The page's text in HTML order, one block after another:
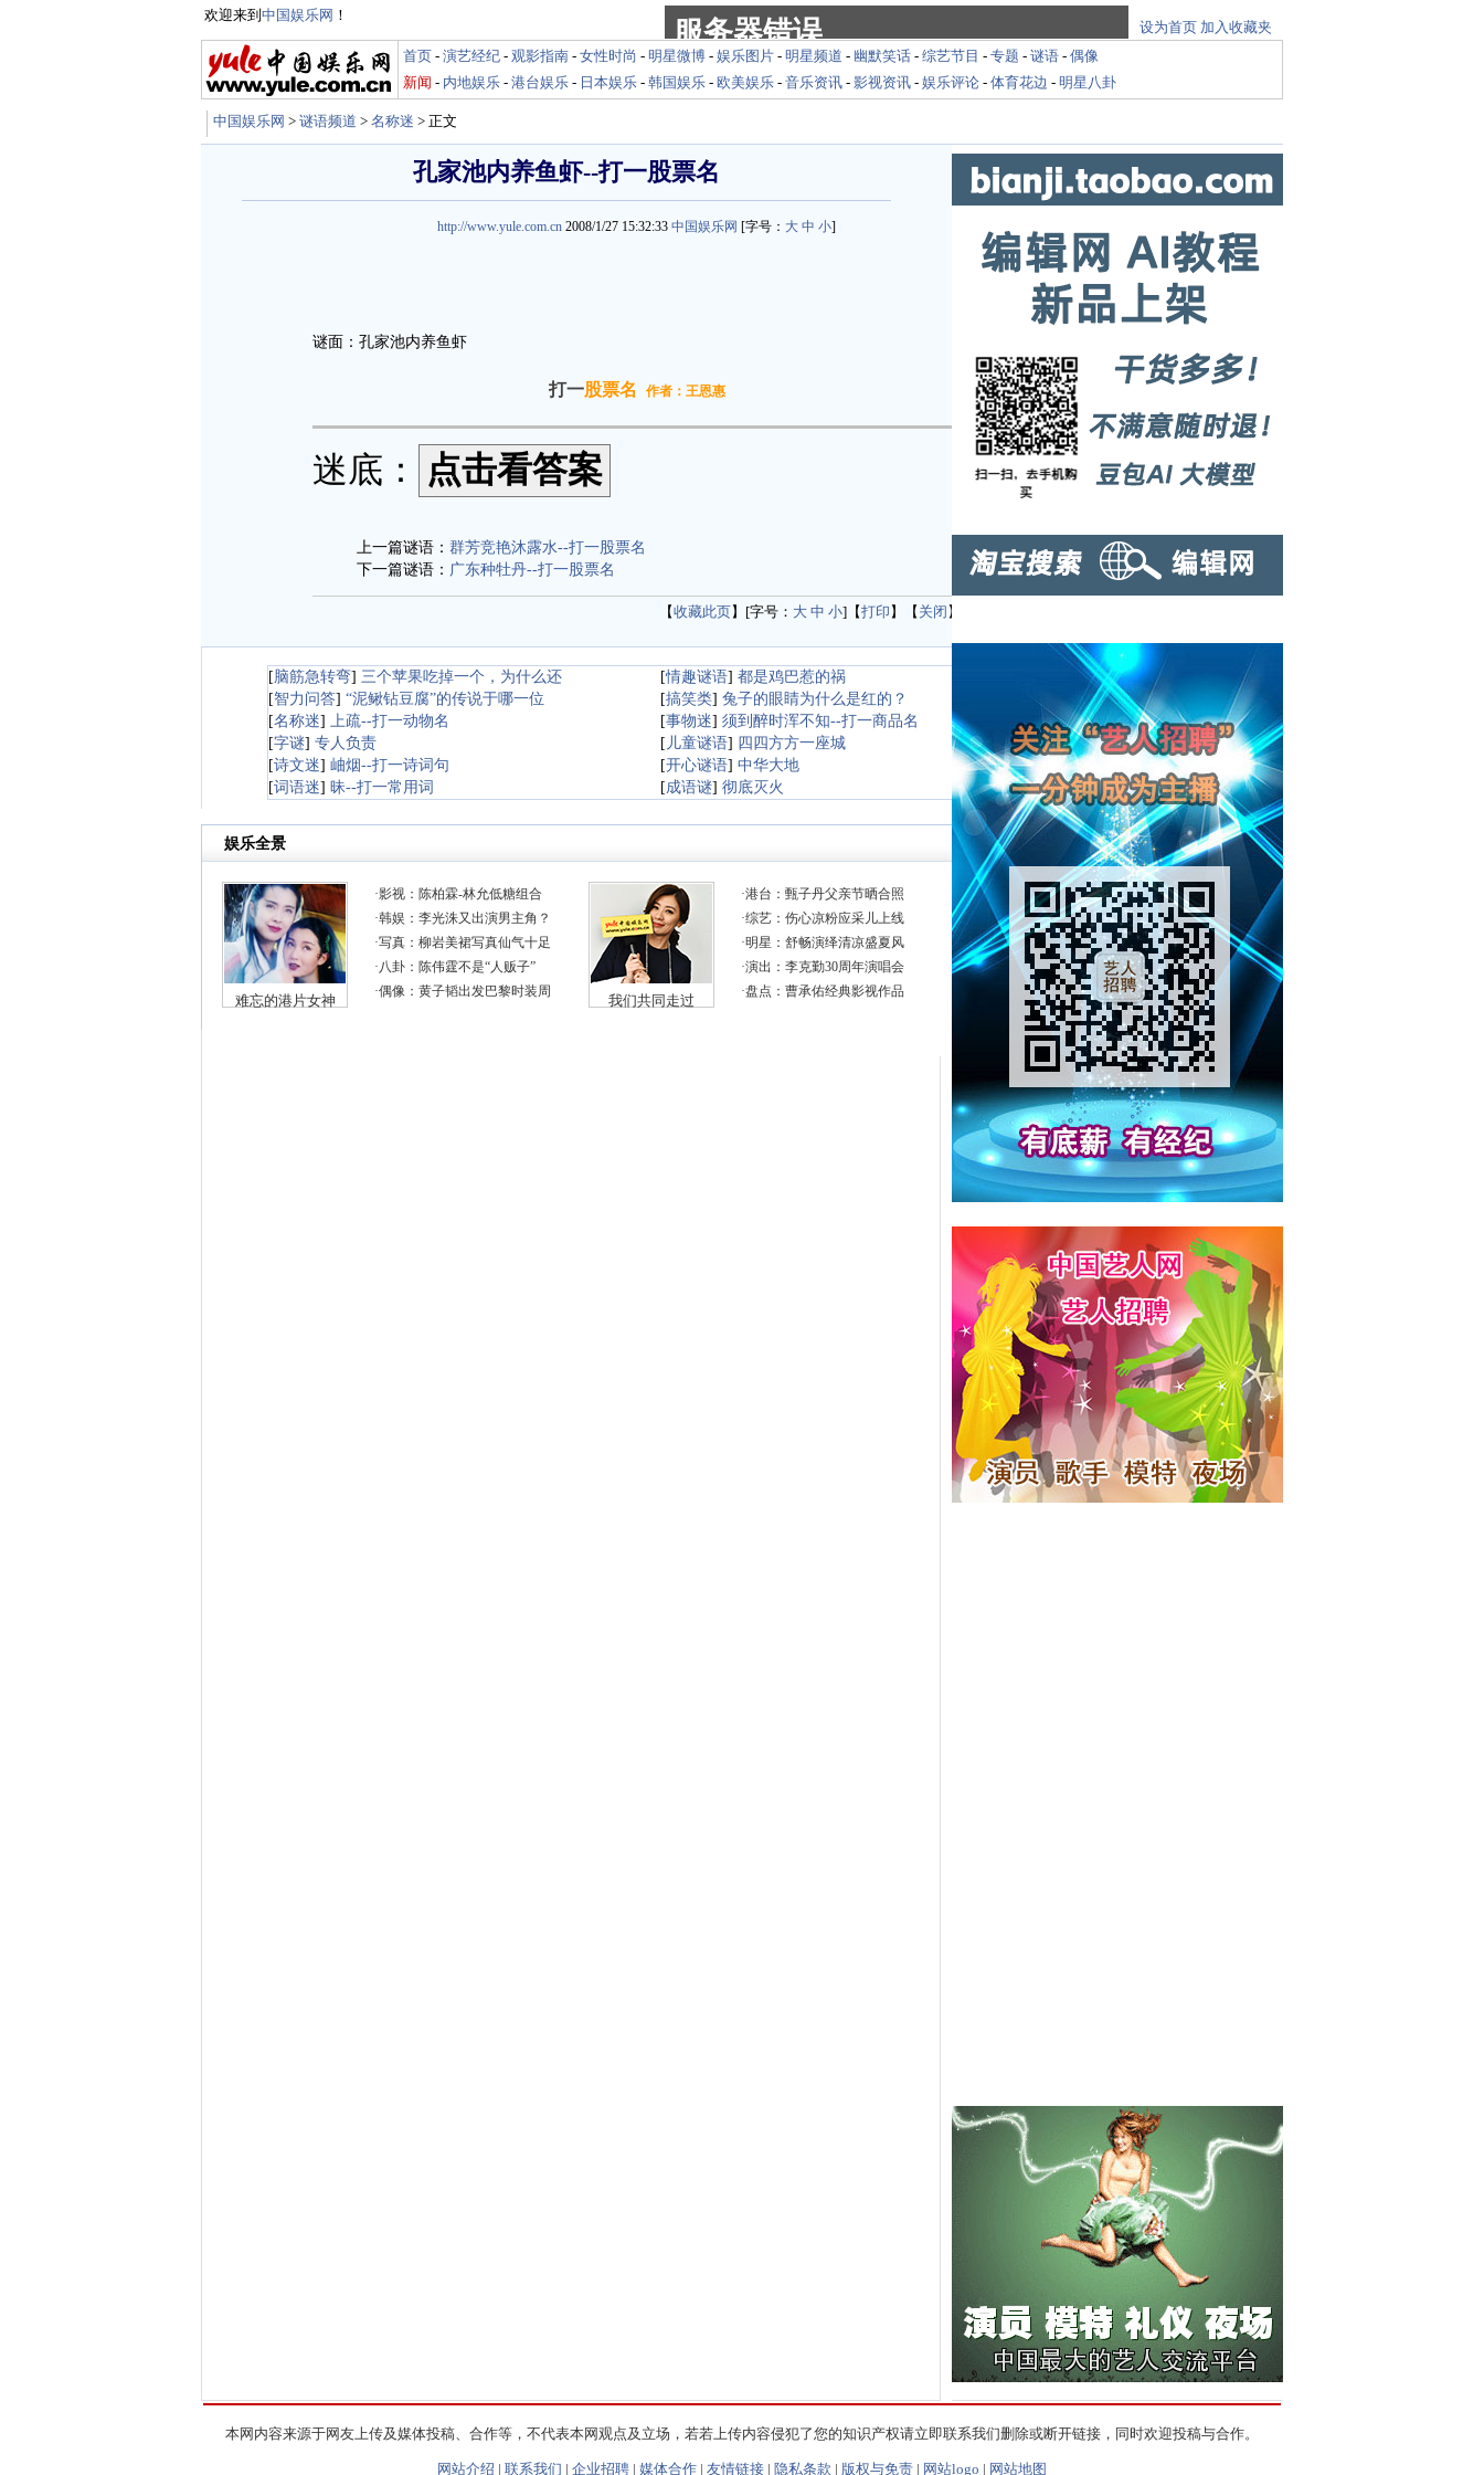
欢迎来到 中国娱乐网 ！
设为首页 加入收藏夹
首页 - 演艺经纪 - 观影指南 - 女性时尚 - 明星微博 - 娱乐图片 - 明星频道 - 幽默笑话 - 综艺节目 - 专题 - 谜语 - 偶像
新闻 - 内地娱乐 - 港台娱乐 - 日本娱乐 - 韩国娱乐 - 欧美娱乐 - 音乐资讯 - 影视资讯 - 娱乐评论 - 体育花边 - 明星八卦
中国娱乐网 > 谜语频道 > 名称迷 > 正文
孔家池内养鱼虾--打一股票名
http://www.yule.com.cn 2008/1/27 15:32:33 中国娱乐网 [字号： 大 中 小]
谜面：孔家池内养鱼虾
打一股票名 作者：王恩惠
迷底：
上一篇谜语： 群芳竞艳沐露水--打一股票名
下一篇谜语： 广东种牡丹--打一股票名
【收藏此页】[字号： 大 中 小]【打印 】【 关闭 】
[脑筋急转弯] 三个苹果吃掉一个，为什么还 [情趣谜语] 都是鸡巴惹的祸
[智力问答] “泥鳅钻豆腐”的传说于哪一位 [搞笑类] 兔子的眼睛为什么是红的？
[名称迷] 上疏--打一动物名 [事物迷] 须到醉时浑不知--打一商品名
[字谜] 专人负责 [ 儿童谜语] 四四方方一座城
[诗文迷] 岫烟--打一诗词句 [开心谜语] 中华大地
[词语迷] 昧--打一常用词 [成语谜] 彻底灭火
本网内容来源于网友上传及媒体投稿、合作等，不代表本网观点及立场，若若上传内容侵犯了您的知识产权请立即联系我们删除或断开链接，同时欢迎投稿与合作。
网站介绍 | 联系我们 | 企业招聘 | 媒体合作 | 友情链接 | 隐私条款 | 版权与免责 | 网站logo | 网站地图